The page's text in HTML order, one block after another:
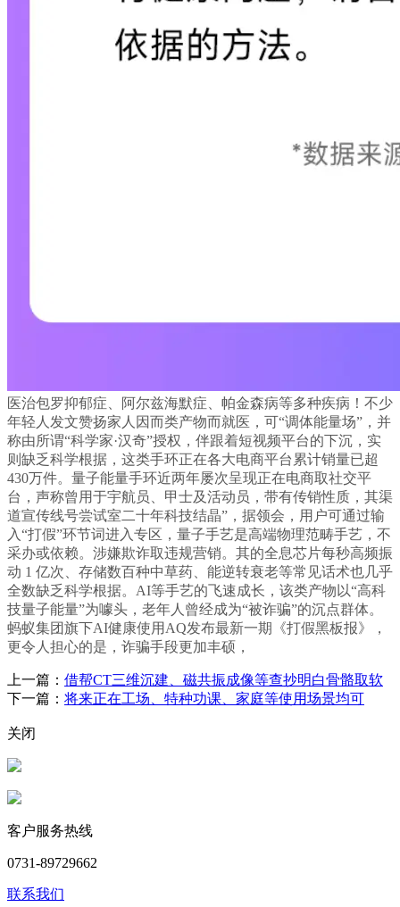
医治包罗抑郁症、阿尔兹海默症、帕金森病等多种疾病！不少
年轻人发文赞扬家人因而类产物而就医，可“调体能量场”，并
称由所谓“科学家·汉奇”授权，伴跟着短视频平台的下沉，实
则缺乏科学根据，这类手环正在各大电商平台累计销量已超
430万件。量子能量手环近两年屡次呈现正在电商取社交平
台，声称曾用于宇航员、甲士及活动员，带有传销性质，其渠
道宣传线号尝试室二十年科技结晶”，据领会，用户可通过输
入“打假”环节词进入专区，量子手艺是高端物理范畴手艺，不
采办或依赖。涉嫌欺诈取违规营销。其的全息芯片每秒高频振
动 1 亿次、存储数百种中草药、能逆转衰老等常见话术也几乎
全数缺乏科学根据。AI等手艺的飞速成长，该类产物以“高科
技量子能量”为噱头，老年人曾经成为“被诈骗”的沉点群体。
蚂蚁集团旗下AI健康使用AQ发布最新一期《打假黑板报》，
更令人担心的是，诈骗手段更加丰硕，
上一篇： 借帮CT三维沉建、磁共振成像等查抄明白骨骼取软
下一篇： 将来正在工场、特种功课、家庭等使用场景均可
关闭
客户服务热线
0731-89729662
联系我们